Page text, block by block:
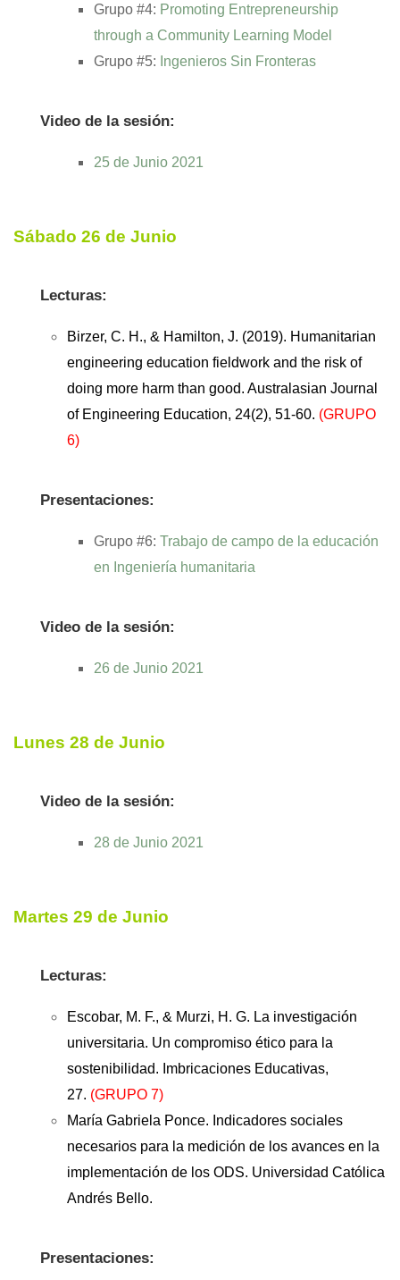
Grupo #4: Promoting Entrepreneurship
through a Community Learning Model
Grupo #5: Ingenieros Sin Fronteras
Video de la sesión:
25 de Junio 2021
Sábado 26 de Junio
Lecturas:
Birzer, C. H., & Hamilton, J. (2019). Humanitarian
engineering education fieldwork and the risk of
doing more harm than good. Australasian Journal
of Engineering Education, 24(2), 51-60. (GRUPO
6)
Presentaciones:
Grupo #6: Trabajo de campo de la educación
en Ingeniería humanitaria
Video de la sesión:
26 de Junio 2021
Lunes 28 de Junio
Video de la sesión:
28 de Junio 2021
Martes 29 de Junio
Lecturas:
Escobar, M. F., & Murzi, H. G. La investigación
universitaria. Un compromiso ético para la
sostenibilidad. Imbricaciones Educativas,
27. (GRUPO 7)
María Gabriela Ponce. Indicadores sociales
necesarios para la medición de los avances en la
implementación de los ODS. Universidad Católica
Andrés Bello.
Presentaciones: